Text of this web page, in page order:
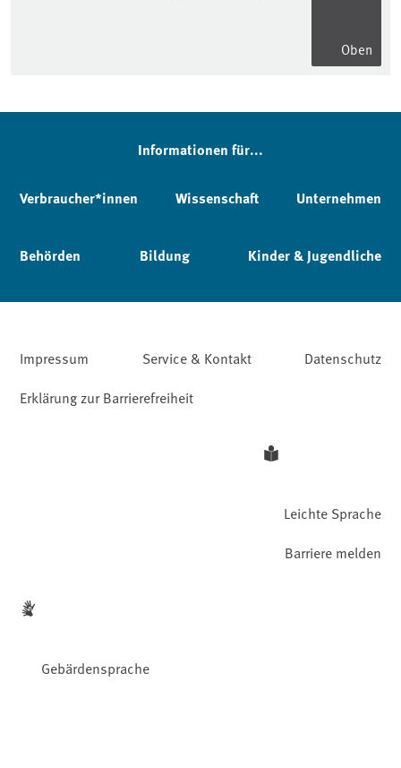
Oben
Informationen für...
Verbraucher*innen Wissenschaft Unternehmen
Behörden Bildung Kinder & Jugendliche
Impressum Service & Kontakt
Datenschutz
Erklärung zur Barrierefreiheit
Leichte Sprache
Gebärdensprache
Barriere melden